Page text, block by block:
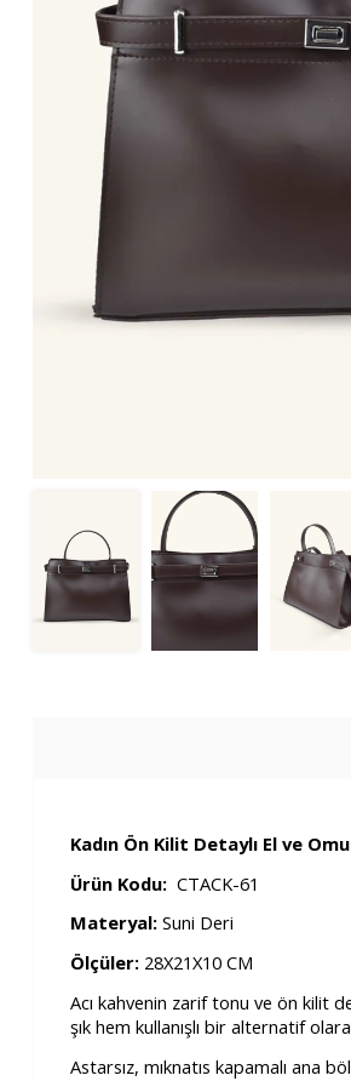
Kadın Ön Kilit Detaylı El ve
Ürün Kodu: CTACK-61
Materyal: Suni Deri
Ölçüler: 28X21X10 CM
Acı kahvenin zarif tonu ve ön kilit
şık hem kullanışlı bir alternatif
Astarsız, mıknatıs kapamalı ana